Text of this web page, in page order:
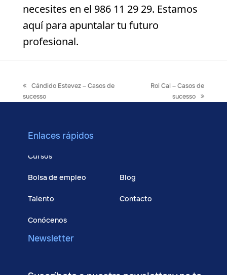
necesites en el 986 11 29 29. Estamos
aquí para apuntalar tu futuro
profesional.
previous
post:
Cándido Estevez – Casos de
sucesso
next
Roi Cal – Casos de
sucesso
Enlaces rápidos
Cursos
Bolsa de empleo
Talento
Conócenos
Blog
Contacto
Newsletter